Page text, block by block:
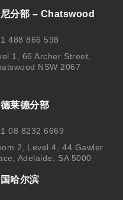
分部 – Chatswood
488 866 598
1, 66 Archer Street,
NSW 2067
莱德分部
08 8232 6669
2, Level 4, 44 Gawler
Adelaide, SA 5000
哈尔滨